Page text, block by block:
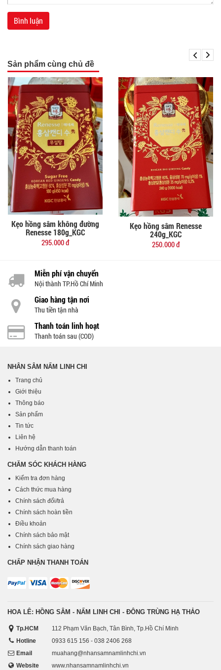
Sản phẩm cùng chủ đề
Đặt mua
Kẹo hồng sâm không đường
Renesse 180g_KGC
295.000 đ
Đặt mua
Kẹo hồng sâm Renesse
240g_KGC
250.000 đ
Miễn phí vận chuyển
Nội thành TP.Hồ Chí Minh
Giao hàng tận nơi
Thu tiền tận nhà
Thanh toán linh hoạt
Thanh toán sau (COD)
NHÂN SÂM NẤM LINH CHI
Trang chủ
Giới thiệu
Thông báo
Sản phẩm
Tin tức
Liên hệ
Hướng dẫn thanh toán
CHĂM SÓC KHÁCH HÀNG
Kiểm tra đơn hàng
Cách thức mua hàng
Chính sách đổi/trả
Chính sách hoàn tiền
Điều khoản
Chính sách bảo mật
Chính sách giao hàng
CHẤP NHẬN THANH TOÁN
HOA LÊ: HỒNG SÂM - NẤM LINH CHI - ĐÔNG TRÙNG HẠ THẢO
Tp.HCM
112 Phạm Văn Bạch, Tân Bình, Tp.Hồ Chí Minh
Hotline
0933 615 156 - 038 2406 268
Email
muahang@nhansamnamlinhchi.vn
Website
www.nhansamnamlinhchi.vn